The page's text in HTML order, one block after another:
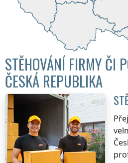
STĚHOVÁNÍ FIRMY ČI
ČESKÁ REPUBLIKA